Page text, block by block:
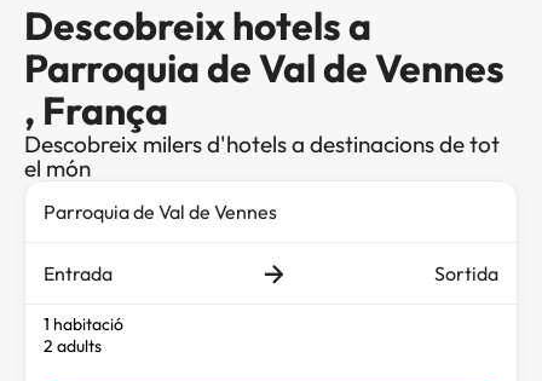
Descobreix hotels a
Parroquia de Val de Vennes
, França
Descobreix milers d'hotels a destinacions de tot
el món
Entrada Sortida
1 habitació
2 adults